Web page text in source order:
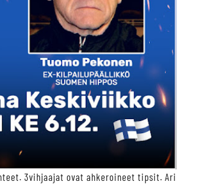
3vihjaajat ovat ahkeroineet tipsit. Ari